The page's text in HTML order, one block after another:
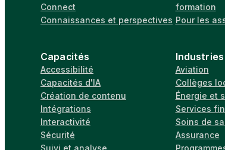
Connect
Connaissances et perspectives
Capacités
Accessibilité
Capacités d'IA
Création de contenu
Intégrations
Interactivité
Sécurité
Suivi et analyse
formation
Pour les
Industries
Aviation
Collèges
Énergie et
Services
Soins de
Assurance